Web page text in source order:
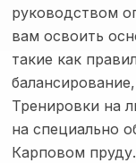
руководством
вам освоить
такие как
Тренировки на
на специально
Карповом